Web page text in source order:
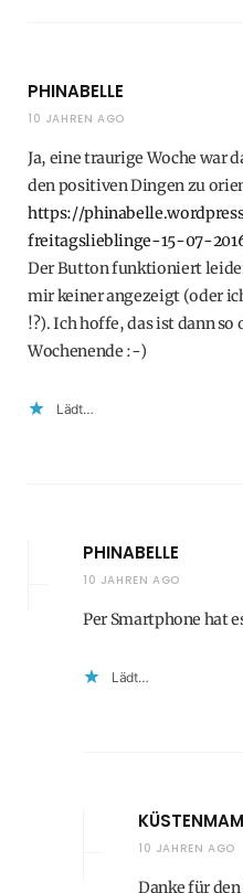
PHINABELLE
10 JAHREN AGO
Ja, eine traurige Woche war
den positiven Dingen zu
https://
freitagslieblinge-15-07-
Der Button funktioniert
mir keiner angezeigt (oder
!?). Ich hoffe, das ist dann so
Wochenende :-)
Lädt…
PHINABELLE
10 JAHREN AGO
Per Smartphone hat
Lädt…
10 JAHREN AGO
Danke für